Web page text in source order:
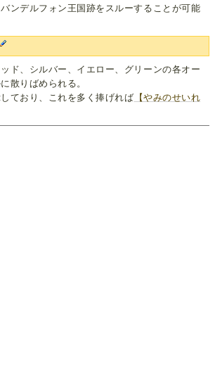
ンデルフォン王国跡をスルーすることが可能
ド、シルバー、イエロー、グリーンの各オー
散りばめられる。
ており、これを多く捧げれば 【やみのせいれ